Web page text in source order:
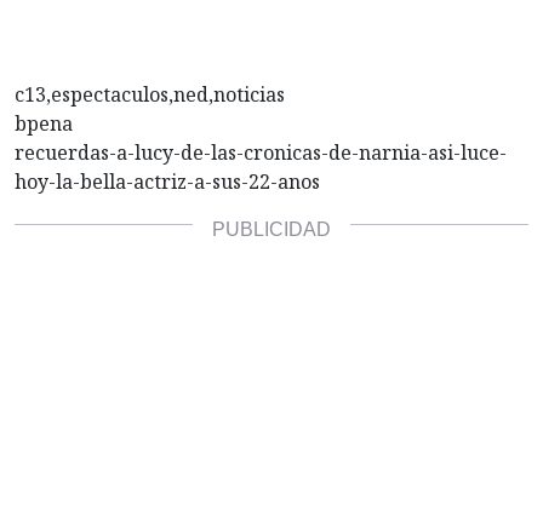
c13,espectaculos,ned,noticias
bpena
recuerdas-a-lucy-de-las-cronicas-de-narnia-asi-luce-
hoy-la-bella-actriz-a-sus-22-anos